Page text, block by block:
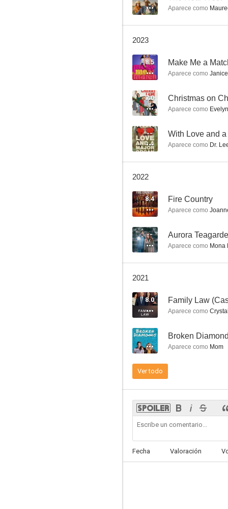
El secreto de Adaline
7.7
7.3
Ella es el chico
Aparece como
2023
8.5 Make Me a
Aparece como Janice
7.0 Christmas on
Aparece como
-- With Love and
Aparece como Dr.
2022
8.4 Fire Country
Aparece como
-- Aurora
Aparece como Mona
2021
8.0 Family Law
Aparece como
-- Broken
Aparece como Mom
Ver todo
Fecha Valoración